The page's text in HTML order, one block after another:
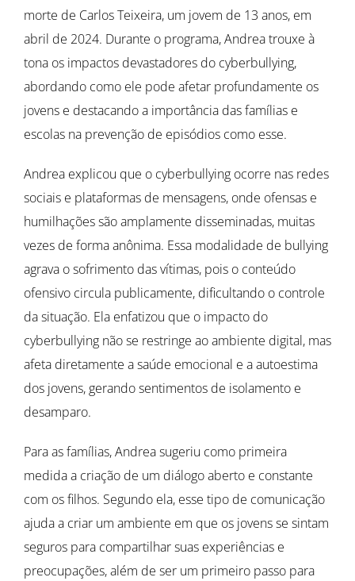
morte de Carlos Teixeira, um jovem de 13 anos, em
abril de 2024. Durante o programa, Andrea trouxe à
tona os impactos devastadores do cyberbullying,
abordando como ele pode afetar profundamente os
jovens e destacando a importância das famílias e
escolas na prevenção de episódios como esse.
Andrea explicou que o cyberbullying ocorre nas redes
sociais e plataformas de mensagens, onde ofensas e
humilhações são amplamente disseminadas, muitas
vezes de forma anônima. Essa modalidade de bullying
agrava o sofrimento das vítimas, pois o conteúdo
ofensivo circula publicamente, dificultando o controle
da situação. Ela enfatizou que o impacto do
cyberbullying não se restringe ao ambiente digital, mas
afeta diretamente a saúde emocional e a autoestima
dos jovens, gerando sentimentos de isolamento e
desamparo.
Para as famílias, Andrea sugeriu como primeira
medida a criação de um diálogo aberto e constante
com os filhos. Segundo ela, esse tipo de comunicação
ajuda a criar um ambiente em que os jovens se sintam
seguros para compartilhar suas experiências e
preocupações, além de ser um primeiro passo para